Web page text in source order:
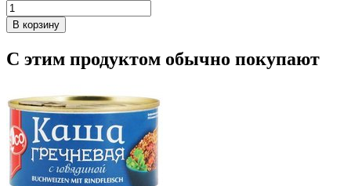
В корзину
С этим продуктом обычно покупают